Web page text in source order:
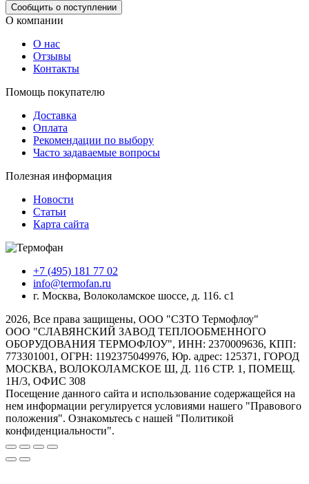
Сообщить о поступлении
О компании
О нас
Отзывы
Контакты
Помощь покупателю
Доставка
Оплата
Рекомендации по выбору
Часто задаваемые вопросы
Полезная информация
Новости
Статьи
Карта сайта
+7 (495) 181 77 02
info@termofan.ru
г. Москва, Волоколамское шоссе, д. 116. с1
2026, Все права защищены, ООО "СЗТО Термофлоу"
ООО "СЛАВЯНСКИЙ ЗАВОД ТЕПЛООБМЕННОГО
ОБОРУДОВАНИЯ ТЕРМОФЛОУ", ИНН: 2370009636, КПП:
773301001, ОГРН: 1192375049976, Юр. адрес: 125371, ГОРОД
МОСКВА, ВОЛОКОЛАМСКОЕ Ш, Д. 116 СТР. 1, ПОМЕЩ.
1Н/3, ОФИС 308
Посещение данного сайта и использование содержащейся на
нем информации регулируется условиями нашего "Правового
положения". Ознакомьтесь с нашей "Политикой
конфиденциальности".